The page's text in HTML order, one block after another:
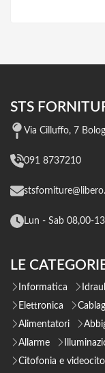
STS
Via Cilluffo, 7
091 8737210
Lun - Sab 08,00-
LE
Informatica
Elettronica
Alimentatori
Allarme
Citofonia e